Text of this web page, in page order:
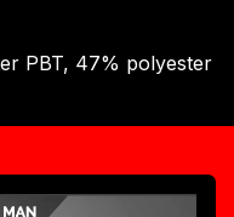
PBT, 47% polyester